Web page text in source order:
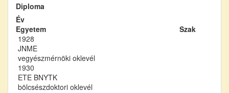
Diploma
Év
Egyetem
Szak
1928
JNME
vegyészmérnöki oklevél
1930
ETE BNYTK
bölcsészdoktori oklevél